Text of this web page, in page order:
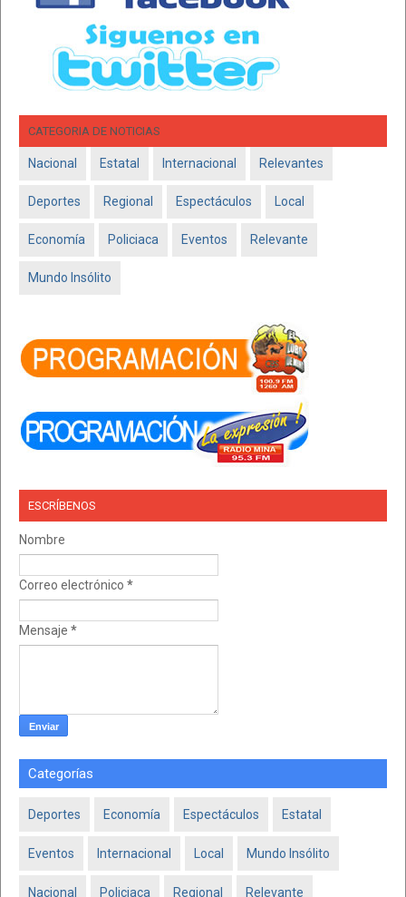
CATEGORIA DE NOTICIAS
Nacional Estatal Internacional Relevantes
Deportes Regional Espectáculos Local
Economía Policiaca Eventos Relevante
Mundo Insólito
ESCRÍBENOS
Nombre
Correo electrónico *
Mensaje *
Categorías
Deportes Economía Espectáculos Estatal
Eventos Internacional Local Mundo Insólito
Nacional Policiaca Regional Relevante